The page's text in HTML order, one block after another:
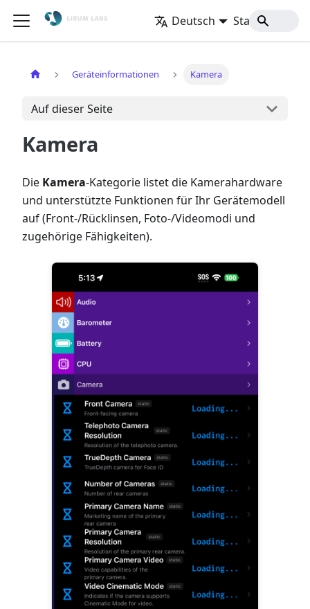
Deutsch Startseite
Geräteinformationen Kamera
Auf dieser Seite
Kamera
Die Kamera-Kategorie listet die Kamerahardware
und unterstützte Funktionen für Ihr Gerätemodell
auf (Front-/Rücklinsen, Foto-/Videomodi und
zugehörige Fähigkeiten).